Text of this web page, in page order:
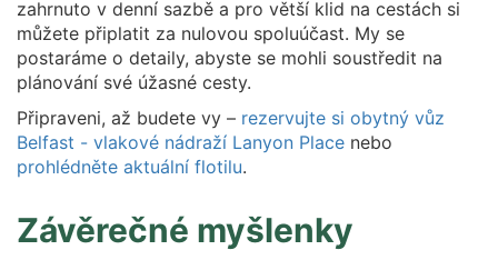
zahrnuto v denní sazbě a pro větší klid na cestách si
můžete připlatit za nulovou spoluúčast. My se
postaráme o detaily, abyste se mohli soustředit na
plánování své úžasné cesty.
Připraveni, až budete vy – rezervujte si obytný vůz
Belfast - vlakové nádraží Lanyon Place nebo
prohlédněte aktuální flotilu.
Závěrečné myšlenky